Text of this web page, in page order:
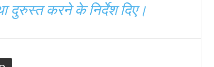
दुरुस्त करने के निर्देश दिए।